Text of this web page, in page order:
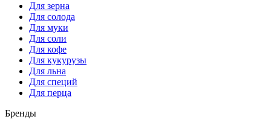
Для зерна
Для солода
Для муки
Для соли
Для кофе
Для кукурузы
Для льна
Для специй
Для перца
Бренды